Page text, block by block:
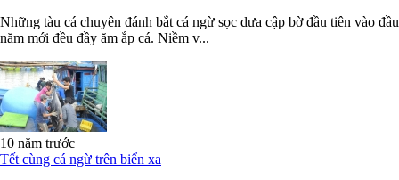
Những tàu cá chuyên đánh bắt cá ngừ sọc dưa cập bờ đầu tiên vào đầu
năm mới đều đầy ăm ắp cá. Niềm v...
10 năm trước
Tết cùng cá ngừ trên biển xa